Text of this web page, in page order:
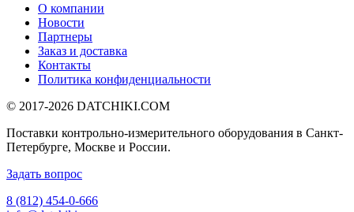
О компании
Новости
Партнеры
Заказ и доставка
Контакты
Политика конфиденциальности
© 2017-2026 DATCHIKI.COM
Поставки контрольно-измерительного оборудования в Санкт-
Петербурге, Москве и России.
Задать вопрос
8 (812) 454-0-666